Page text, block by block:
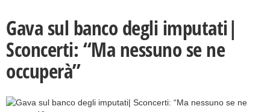
Gava sul banco degli imputati|
Sconcerti: “Ma nessuno se ne
occuperà”